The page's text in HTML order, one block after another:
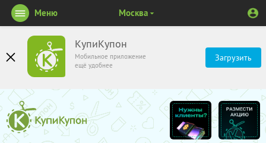
КупиКупон
Мобильное приложение
ещё удобнее
Загрузить
Меню Москва